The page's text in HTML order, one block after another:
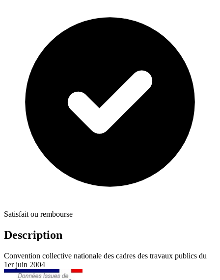
Satisfait ou rembourse
Description
Convention collective nationale des cadres des travaux publics du
1er juin 2004